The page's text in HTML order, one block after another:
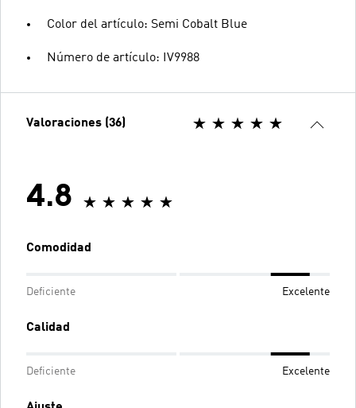
Color del artículo: Semi Cobalt Blue
Número de artículo: IV9988
Valoraciones (36)
4.8
Comodidad
Deficiente Excelente
Calidad
Deficiente Excelente